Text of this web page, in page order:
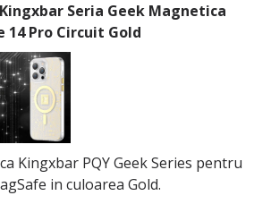
Seria Geek Magnetica
14 Pro Circuit Gold
Kingxbar PQY Geek Series pentru
in culoarea Gold.